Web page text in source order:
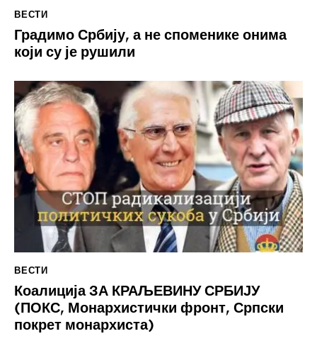
ВЕСТИ
Градимо Србију, а не споменике онима
који су је рушили
ВЕСТИ
Коалиција ЗА КРАЉЕВИНУ СРБИЈУ
(ПОКС, Монархистички фронт, Српски
покрет монархиста)